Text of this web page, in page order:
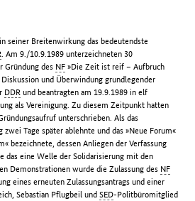
seiner Breitenwirkung das bedeutendste
. Am 9./10.9.1989 unterzeichneten 30
Gründung des NF »Die Zeit ist reif – Aufbruch
und Überwindung grundlegender
DDR und beantragten am 19.9.1989 in elf
als Vereinigung. Zu diesem Zeitpunkt hatten
unterschrieben. Als das
Tage später ablehnte und das »Neue Forum«
bezeichnete, dessen Anliegen der Verfassung
das eine Welle der Solidarisierung mit den
Demonstrationen wurde die Zulassung des NF
eines erneuten Zulassungsantrags und einer
Sebastian Pflugbeil undSED-Politbüromitglied